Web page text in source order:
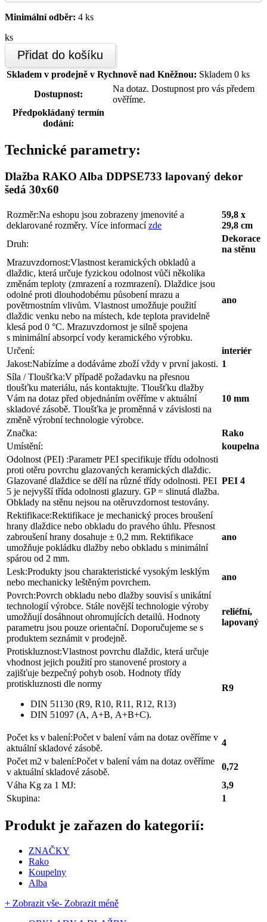
Minimální odběr: 4 ks
ks
Přidat do košíku
Skladem v prodejně v Rychnově nad Kněžnou: Skladem 0 ks
Dostupnost:
Na dotaz. Dostupnost pro vás předem
ověříme.
Předpokládaný termín
dodání:
Technické parametry:
Dlažba RAKO Alba DDPSE733 lapovaný dekor
šedá 30x60
Rozměr:Na eshopu jsou zobrazeny jmenovité a
deklarované rozměry. Více informacízde
59,8 x
29,8 cm
Druh:
Dekorace
na stěnu
Mrazuvzdornost:Vlastnost keramických obkladů a
dlaždic, která určuje fyzickou odolnost vůči několika
změnám teploty (zmrazení a rozmrazení). Dlaždice jsou
odolné proti dlouhodobému působení mrazu a
povětrnostním vlivům. Vlastnost umožňuje použití
dlaždic venku nebo na místech, kde teplota pravidelně
klesá pod 0 °C. Mrazuvzdornost je silně spojena
s minimální absorpcí vody keramického výrobku.
ano
Určení:
interiér
Jakost:Nabízíme a dodáváme zboží vždy v první jakosti. 1
Síla / Tloušťka:V případě požadavku na přesnou
tloušťku materiálu, nás kontaktujte. Tloušťku dlažby
Vám na dotaz před objednáním ověříme v aktuální
skladové zásobě. Tloušťka je proměnná v závislosti na
změně výrobní technologie výrobce.
10 mm
Značka:
Rako
Umístění:
koupelna
Odolnost (PEI) :Parametr PEI specifikuje třídu odolnosti
proti otěru povrchu glazovaných keramických dlaždic.
Glazované dlaždice se dělí na různé třídy odolnosti. PEI
5 je nejvyšší třída odolnosti glazury. GP = slinutá dlažba.
Obklady na stěnu nejsou na otěruvzdornost testovány.
PEI 4
Rektifikace:Rektifikace je mechanický proces broušení
hrany dlaždice nebo obkladu do pravého úhlu. Přesnost
zabroušení hrany dosahuje ± 0,2 mm. Rektifikace
umožňuje pokládku dlažby nebo obkladu s minimální
spárou od 2 mm.
ano
Lesk:Produkty jsou charakteristické vysokým lesklým
nebo mechanicky leštěným povrchem.
ano
Povrch:Povrch obkladu nebo dlažby souvisí s unikátní
technologií výrobce. Stále novější technologie výroby
umožňují dosáhnout ohromujících detailů. Hodnoty
parametru jsou pouze orientační. Doporučujeme se s
produktem seznámit v prodejně.
reliéfní,
lapovaný
Protiskluznost:Vlastnost povrchu dlaždic, která určuje
vhodnost jejich použití pro stanovené prostory a
zajišťuje bezpečný pohyb osob. Hodnoty třídy
protiskluznosti dle normy
DIN 51130 (R9, R10, R11, R12, R13)
DIN 51097 (A, A+B, A+B+C).
R9
Počet ks v balení:Počet v balení vám na dotaz ověříme v
aktuální skladové zásobě.
4
Počet m2 v balení:Počet v balení vám na dotaz ověříme
v aktuální skladové zásobě.
0,72
Váha Kg za 1 MJ:
3,9
Skupina:
1
Produkt je zařazen do kategorií:
ZNAČKY
Rako
Koupelny
Alba
+ Zobrazit vše- Zobrazit méně